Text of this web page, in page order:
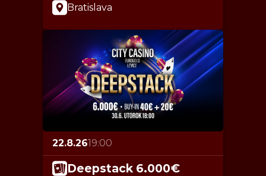
Bratislava
22.8.2619:00
Deepstack 6.000€